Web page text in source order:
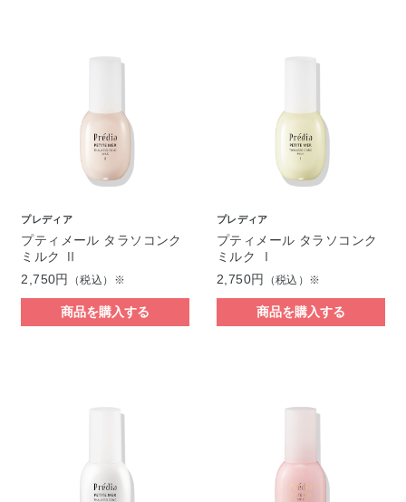
プレディア
プティメール タラソコンク
ミルク Ⅱ
2,750円
（税込）※
商品を購入する
プレディア
プティメール タラソコンク
ミルク Ⅰ
2,750円
（税込）※
商品を購入する